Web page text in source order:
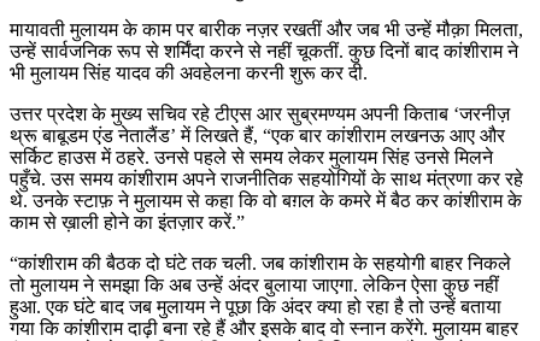
मायावती मुलायम के काम पर बारीक नज़र रखतीं और जब भी उन्हें मौक़ा मिलता,
उन्हें सार्वजनिक रूप से शर्मिंदा करने से नहीं चूकतीं. कुछ दिनों बाद कांशीराम ने
भी मुलायम सिंह यादव की अवहेलना करनी शुरू कर दी.
उत्तर प्रदेश के मुख्य सचिव रहे टीएस आर सुब्रमण्यम अपनी किताब ‘जरनीज़
थ्रू बाबूडम एंड नेतालैंड’ में लिखते हैं, “एक बार कांशीराम लखनऊ आए और
सर्किट हाउस में ठहरे. उनसे पहले से समय लेकर मुलायम सिंह उनसे मिलने
पहुँचे. उस समय कांशीराम अपने राजनीतिक सहयोगियों के साथ मंत्रणा कर रहे
थे. उनके स्टाफ़ ने मुलायम से कहा कि वो बग़ल के कमरे में बैठ कर कांशीराम के
काम से ख़ाली होने का इंतज़ार करें.”
“कांशीराम की बैठक दो घंटे तक चली. जब कांशीराम के सहयोगी बाहर निकले
तो मुलायम ने समझा कि अब उन्हें अंदर बुलाया जाएगा. लेकिन ऐसा कुछ नहीं
हुआ. एक घंटे बाद जब मुलायम ने पूछा कि अंदर क्या हो रहा है तो उन्हें बताया
गया कि कांशीराम दाढ़ी बना रहे हैं और इसके बाद वो स्नान करेंगे. मुलायम बाहर